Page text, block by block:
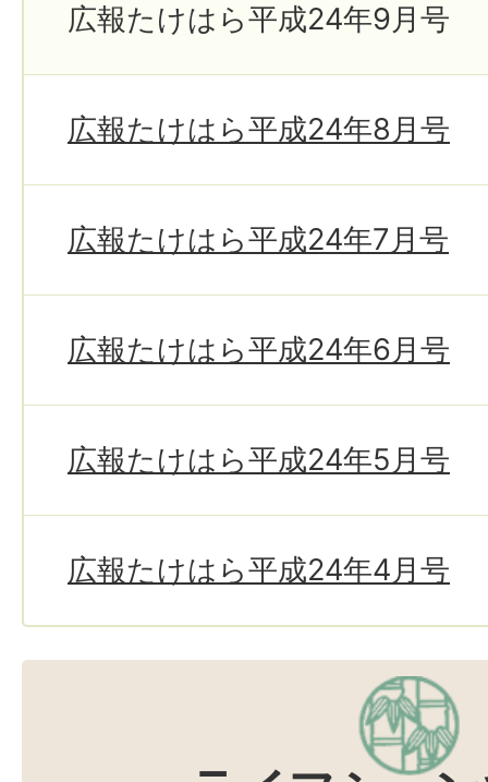
広報たけはら平成24年9月号
広報たけはら平成24年8月号
広報たけはら平成24年7月号
広報たけはら平成24年6月号
広報たけはら平成24年5月号
広報たけはら平成24年4月号